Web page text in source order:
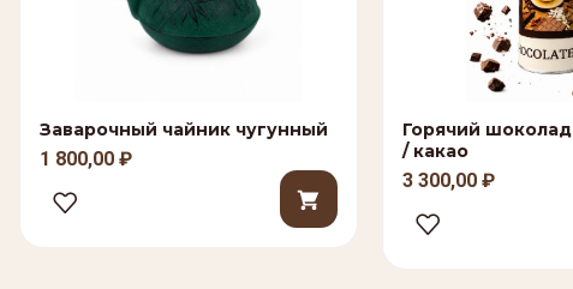
Заварочный чайник чугунный
1 800,00 ₽
Горячий шоколад
/ какао
3 300,00 ₽